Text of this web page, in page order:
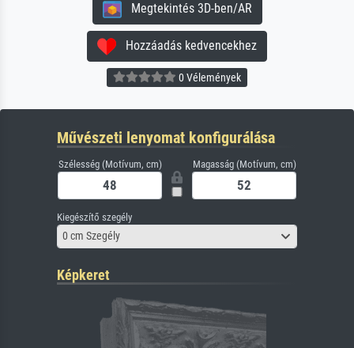
Megtekintés 3D-ben/AR
Hozzáadás kedvencekhez
0 Vélemények
Művészeti lenyomat konfigurálása
Szélesség (Motívum, cm) Magasság (Motívum, cm)
Kiegészítő szegély
0 cm Szegély
Képkeret